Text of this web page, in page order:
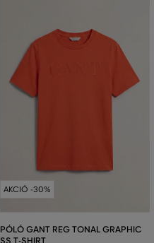
AKCIÓ -30%
PÓLÓ GANT REG TONAL GRAPHIC
SS T-SHIRT